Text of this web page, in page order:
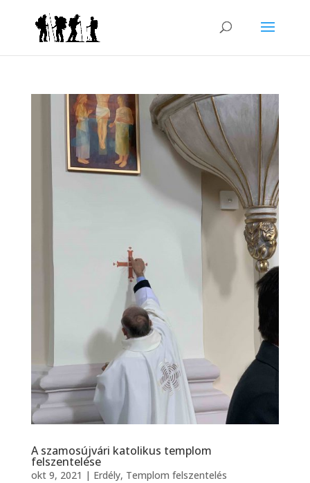
A szamosújvári katolikus templom
felszentelése
okt 9, 2021 | Erdély, Templom felszentelés